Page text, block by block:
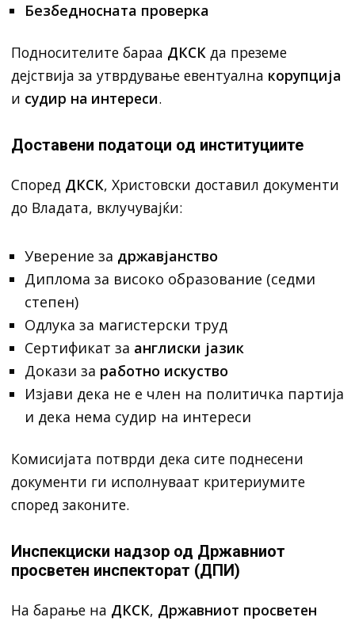
Безбедносната проверка
Подносителите бараа ДКСК да преземе
дејствија за утврдување евентуална корупција
и судир на интереси.
Доставени податоци од институциите
Според ДКСК, Христовски доставил документи
до Владата, вклучувајќи:
Уверение за државјанство
Диплома за високо образование (седми
степен)
Одлука за магистерски труд
Сертификат за англиски јазик
Докази за работно искуство
Изјави дека не е член на политичка партија
и дека нема судир на интереси
Комисијата потврди дека сите поднесени
документи ги исполнуваат критериумите
според законите.
Инспекциски надзор од Државниот
просветен инспекторат (ДПИ)
На барање на ДКСК, Државниот просветен